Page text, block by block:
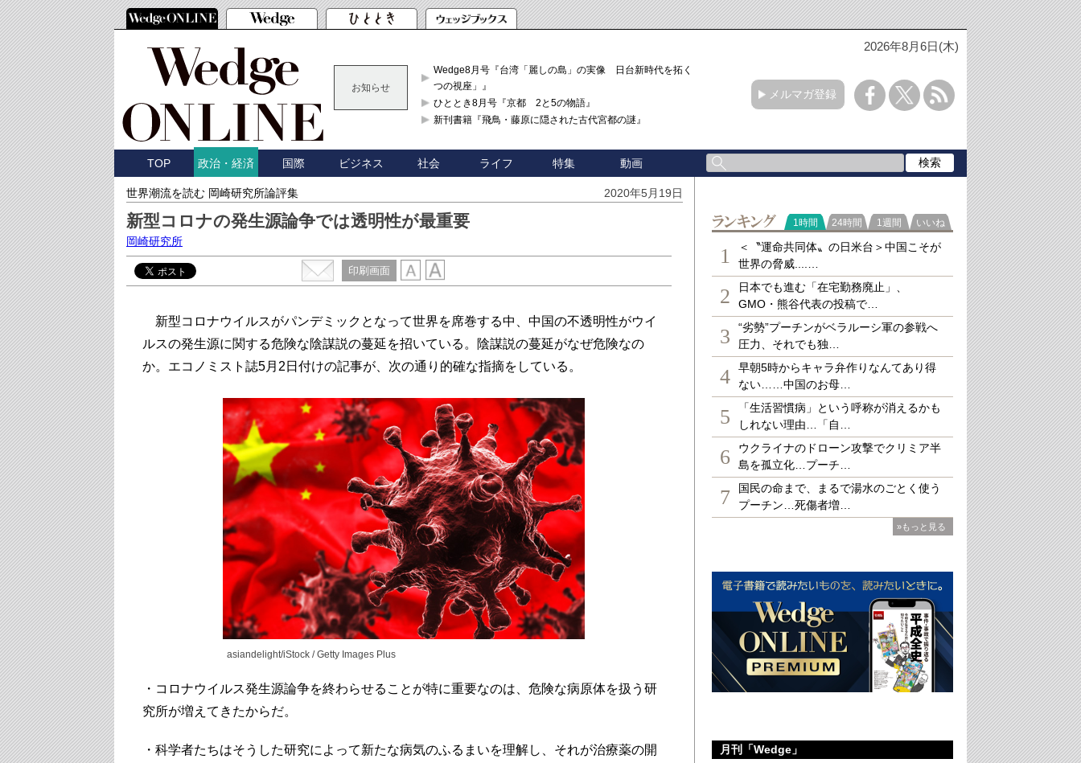
2026年8月6日(木)
お知らせ
Wedge8月号『台湾「麗しの島」の実像 日台新時代を拓く「3
つの視座」』
ひととき8月号『京都 2と5の物語』
新刊書籍『飛鳥・藤原に隠された古代宮都の謎』
メルマガ登録
TOP 政治・経済 国際 ビジネス 社会 ライフ 特集 動画
世界潮流を読む 岡崎研究所論評集 2020年5月19日
新型コロナの発生源論争では透明性が最重要
岡崎研究所
印刷画面
新型コロナウイルスがパンデミックとなって世界を席巻する中、中国の不透明性がウイ
ルスの発生源に関する危険な陰謀説の蔓延を招いている。陰謀説の蔓延がなぜ危険なの
か。エコノミスト誌5月2日付けの記事が、次の通り的確な指摘をしている。
asiandelight/iStock / Getty Images Plus
・コロナウイルス発生源論争を終わらせることが特に重要なのは、危険な病原体を扱う研
究所が増えてきたからだ。
・科学者たちはそうした研究によって新たな病気のふるまいを理解し、それが治療薬の開
ランキング
1時間 24時間 1週間 いいね
1
＜〝運命共同体〟の日米台＞中国こそが
世界の脅威....…
2
日本でも進む「在宅勤務廃止」、
GMO・熊谷代表の投稿で…
3
“劣勢”プーチンがベラルーシ軍の参戦へ
圧力、それでも独…
4
早朝5時からキャラ弁作りなんてあり得
ない……中国のお母…
5
「生活習慣病」という呼称が消えるかも
しれない理由…「自…
6
ウクライナのドローン攻撃でクリミア半
島を孤立化…プーチ…
7
国民の命まで、まるで湯水のごとく使う
プーチン…死傷者増…
»もっと見る
月刊「Wedge」